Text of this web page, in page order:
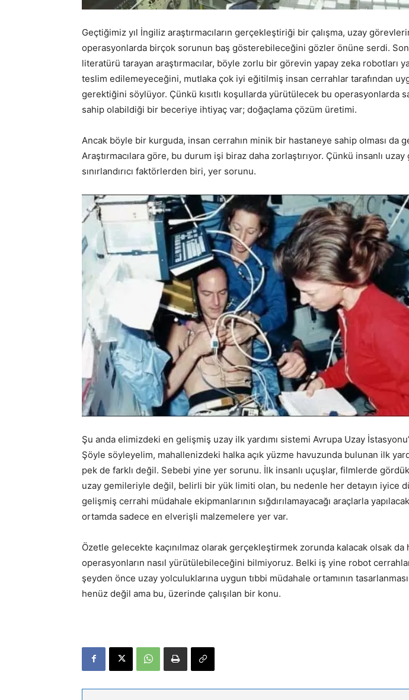
Geçtiğimiz yıl İngiliz araştırmacıların gerçekleştiriği bir çalışma, uzay
operasyonlarda birçok sorunun baş gösterebileceğini gözler önüne serdi. Son
literatürü tarayan araştırmacılar, böyle zorlu bir görevin yapay zeka robotları
teslim edilemeyeceğini, mutlaka çok iyi eğitilmiş insan cerrahlar tarafından
gerektiğini söylüyor. Çünkü kısıtlı koşullarda yürütülecek bu operasyonlarda
sahip olabildiği bir beceriye ihtiyaç var; doğaçlama çözüm üretimi.
Ancak böyle bir kurguda, insan cerrahın minik bir hastaneye sahip olması da
Araştırmacılara göre, bu durum işi biraz daha zorlaştırıyor. Çünkü insanlı
sınırlandırıcı faktörlerden biri, yer sorunu.
Şu anda elimizdeki en gelişmiş uzay ilk yardımı sistemi Avrupa Uzay
Şöyle söyleyelim, mahallenizdeki halka açık yüzme havuzunda bulunan ilk
pek de farklı değil. Sebebi yine yer sorunu. İlk insanlı uçuşlar, filmlerde
uzay gemileriyle değil, belirli bir yük limiti olan, bu nedenle her detayın iyice
gelişmiş cerrahi müdahale ekipmanlarının sığdırılamayacağı araçlarla
ortamda sadece en elverişli malzemelere yer var.
Özetle gelecekte kaçınılmaz olarak gerçekleştirmek zorunda kalacak olsak da
operasyonların nasıl yürütülebileceğini bilmiyoruz. Belki iş yine robot
şeyden önce uzay yolculuklarına uygun tıbbi müdahale ortamının
henüz değil ama bu, üzerinde çalışılan bir konu.